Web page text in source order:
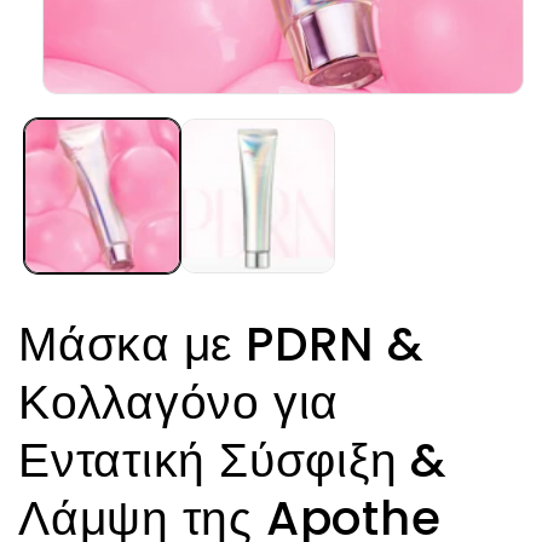
μέσου
1
στο
βοηθητικό
παράθυρο
Μάσκα με PDRN &
Κολλαγόνο για
Εντατική Σύσφιξη &
Λάμψη της Apothe